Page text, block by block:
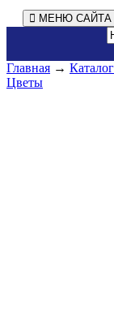
МЕНЮ САЙТА
Главная →
Цветы